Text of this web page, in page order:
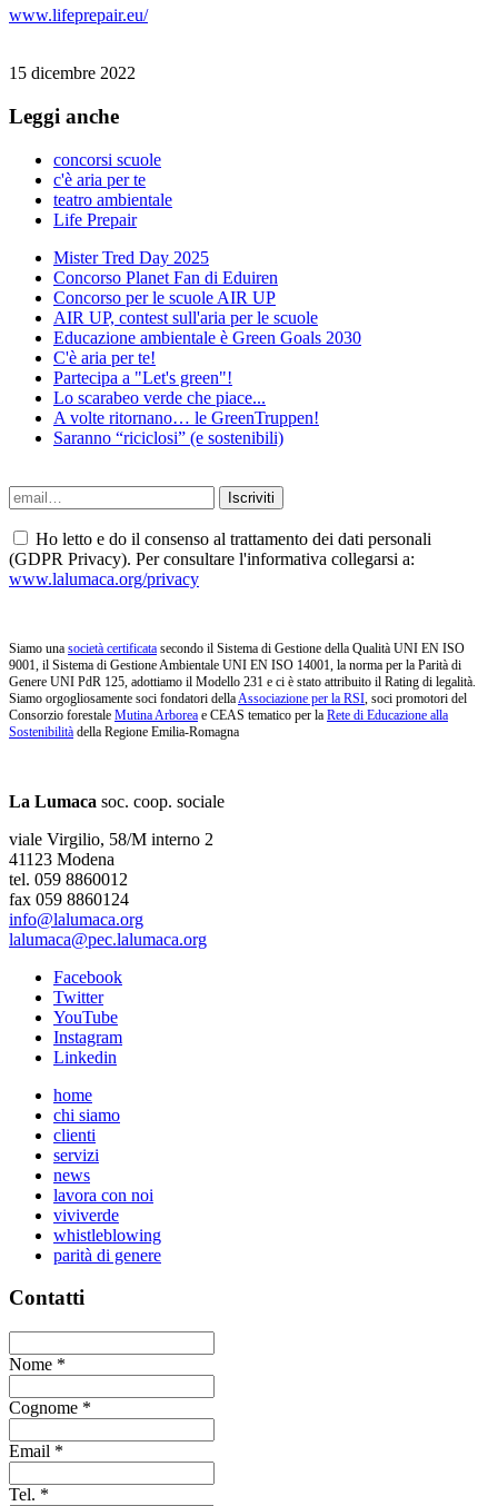
www.lifeprepair.eu/
15 dicembre 2022
Leggi anche
concorsi scuole
c'è aria per te
teatro ambientale
Life Prepair
Mister Tred Day 2025
Concorso Planet Fan di Eduiren
Concorso per le scuole AIR UP
AIR UP, contest sull'aria per le scuole
Educazione ambientale è Green Goals 2030
C'è aria per te!
Partecipa a "Let's green"!
Lo scarabeo verde che piace...
A volte ritornano… le GreenTruppen!
Saranno “riciclosi” (e sostenibili)
Ho letto e do il consenso al trattamento dei dati personali
(GDPR Privacy). Per consultare l'informativa collegarsi a:
www.lalumaca.org/privacy
Siamo una società certificata secondo il Sistema di Gestione della Qualità UNI EN ISO
9001, il Sistema di Gestione Ambientale UNI EN ISO 14001, la norma per la Parità di
Genere UNI PdR 125, adottiamo il Modello 231 e ci è stato attribuito il Rating di legalità.
Siamo orgogliosamente soci fondatori della Associazione per la RSI , soci promotori del
Consorzio forestale Mutina Arborea e CEAS tematico per la Rete di Educazione alla
Sostenibilità della Regione Emilia-Romagna
La Lumaca soc. coop. sociale
viale Virgilio, 58/M interno 2
41123 Modena
tel. 059 8860012
fax 059 8860124
info@lalumaca.org
lalumaca@pec.lalumaca.org
Facebook
Twitter
YouTube
Instagram
Linkedin
home
chi siamo
clienti
servizi
news
lavora con noi
viviverde
whistleblowing
parità di genere
Contatti
Nome *
Cognome *
Email *
Tel. *